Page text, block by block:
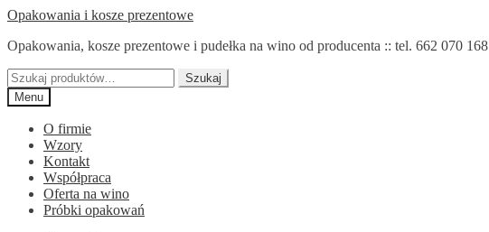
Przejdź
nawigacji
Przejdź
treści
Opakowania i kosze prezentowe
Opakowania, kosze prezentowe i pudełka na wino od producenta :: tel. 662 070 168
Szukaj:
Szukaj
Menu
O firmie
Wzory
Kontakt
Współpraca
Oferta na wino
Próbki opakowań